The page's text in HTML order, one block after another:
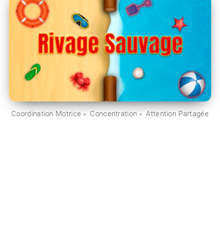
Coordination Motrice Concentration Attention Partagée